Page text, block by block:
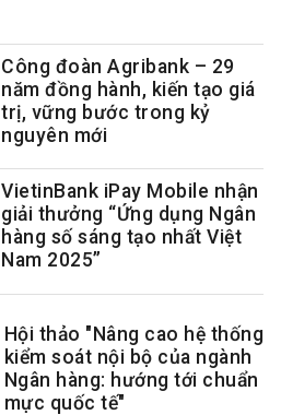
Công đoàn Agribank – 29
năm đồng hành, kiến tạo giá
trị, vững bước trong kỷ
nguyên mới
VietinBank iPay Mobile nhận
giải thưởng “Ứng dụng Ngân
hàng số sáng tạo nhất Việt
Nam 2025”
Hội thảo "Nâng cao hệ thống
kiểm soát nội bộ của ngành
Ngân hàng: hướng tới chuẩn
mực quốc tế"